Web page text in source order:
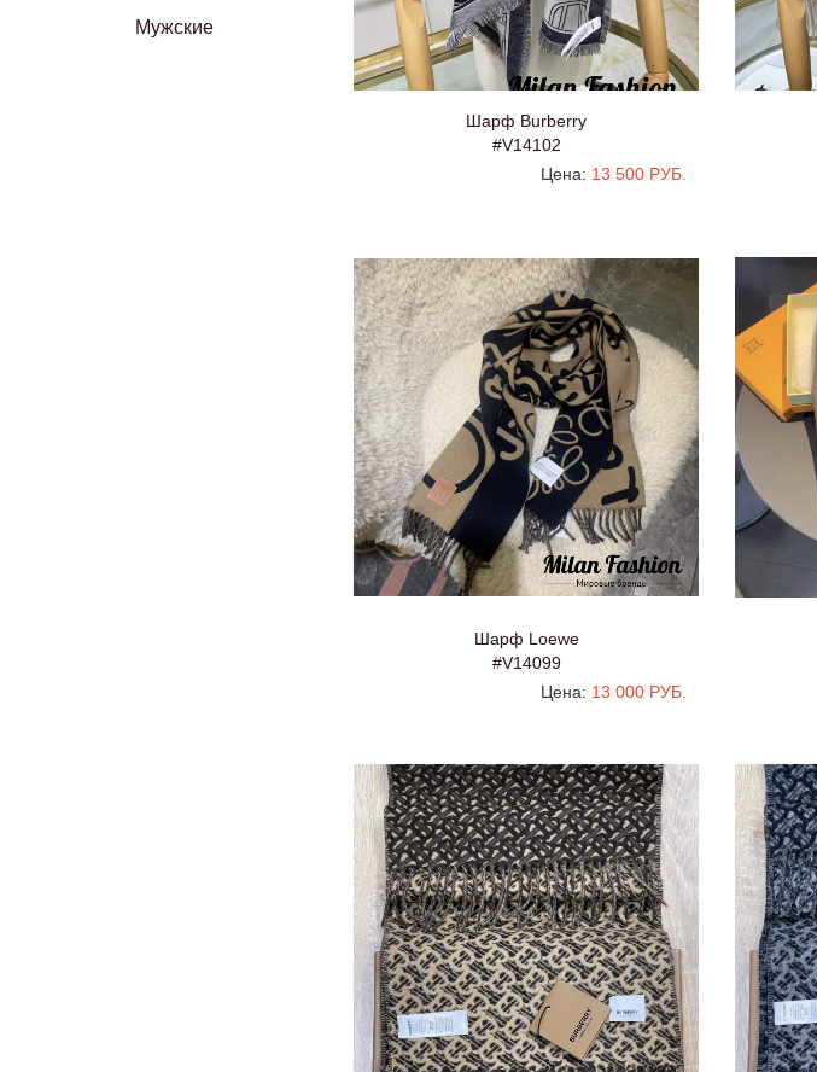
Мужские
Шарф Burberry
#V14102
Цена: 13 500 РУБ.
Шарф Loewe
#V14099
Цена: 13 000 РУБ.